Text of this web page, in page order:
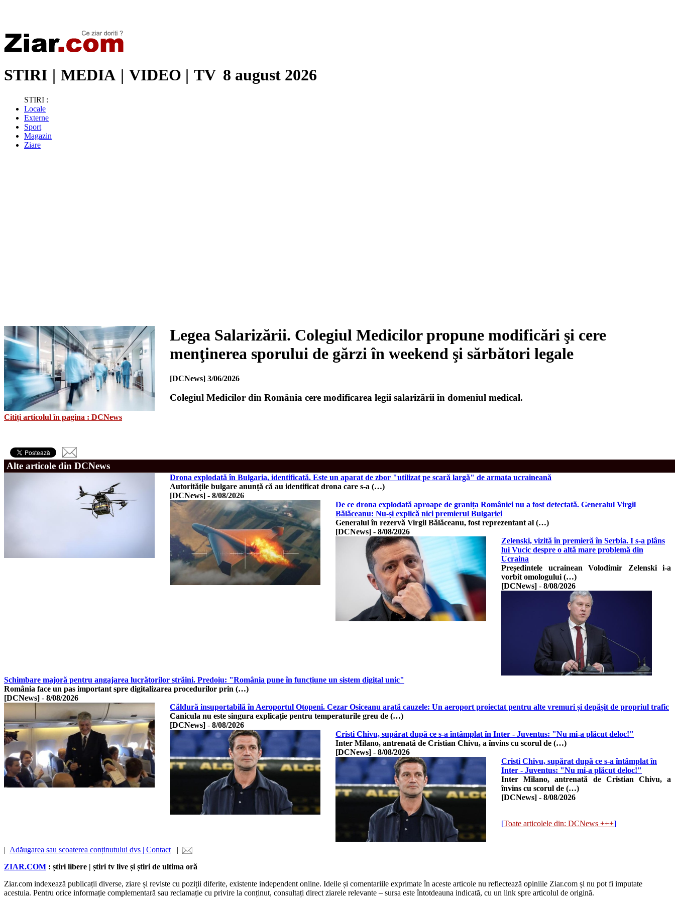
STIRI | MEDIA | VIDEO | TV 8 august 2026
STIRI :
Locale
Externe
Sport
Magazin
Ziare
Legea Salarizării. Colegiul Medicilor propune modificări şi cere
menţinerea sporului de gărzi în weekend şi sărbători legale
[DCNews] 3/06/2026
Colegiul Medicilor din România cere modificarea legii salarizării în domeniul medical.
Citiți articolul în pagina : DCNews
Alte articole din DCNews
Drona explodată în Bulgaria, identificată. Este un aparat de zbor "utilizat pe scară largă" de armata ucraineană
Autoritățile bulgare anunță că au identificat drona care s-a (…)
[DCNews] - 8/08/2026
De ce drona explodată aproape de granița României nu a fost detectată. Generalul Virgil
Bălăceanu: Nu-și explică nici premierul Bulgariei
Generalul în rezervă Virgil Bălăceanu, fost reprezentant al (…)
[DCNews] - 8/08/2026
Zelenski, vizită în premieră în Serbia. I s-a plâns
lui Vucic despre o altă mare problemă din
Ucraina
Președintele ucrainean Volodimir Zelenski i-a
vorbit omologului (…)
[DCNews] - 8/08/2026
Schimbare majoră pentru angajarea lucrătorilor străini. Predoiu: "România pune în funcțiune un sistem digital unic"
România face un pas important spre digitalizarea procedurilor prin (…)
[DCNews] - 8/08/2026
Căldură insuportabilă în Aeroportul Otopeni. Cezar Osiceanu arată cauzele: Un aeroport proiectat pentru alte vremuri și depășit de propriul trafic
Canicula nu este singura explicație pentru temperaturile greu de (…)
[DCNews] - 8/08/2026
Cristi Chivu, supărat după ce s-a întâmplat în Inter - Juventus: "Nu mi-a plăcut deloc!"
Inter Milano, antrenată de Cristian Chivu, a învins cu scorul de (…)
[DCNews] - 8/08/2026
Cristi Chivu, supărat după ce s-a întâmplat în
Inter - Juventus: "Nu mi-a plăcut deloc!"
Inter Milano, antrenată de Cristian Chivu, a
învins cu scorul de (…)
[DCNews] - 8/08/2026
[Toate articolele din: DCNews +++]
| Adăugarea sau scoaterea conținutului dvs | Contact |
ZIAR.COM : știri libere | știri tv live și știri de ultima oră
Ziar.com indexează publicații diverse, ziare și reviste cu poziții diferite, existente independent online. Ideile și comentariile exprimate în aceste articole nu reflectează opiniile Ziar.com și nu pot fi imputate
acestuia. Pentru orice informație complementară sau reclamație cu privire la conținut, consultați direct ziarele relevante – sursa este întotdeauna indicată, cu un link spre articolul de origină.